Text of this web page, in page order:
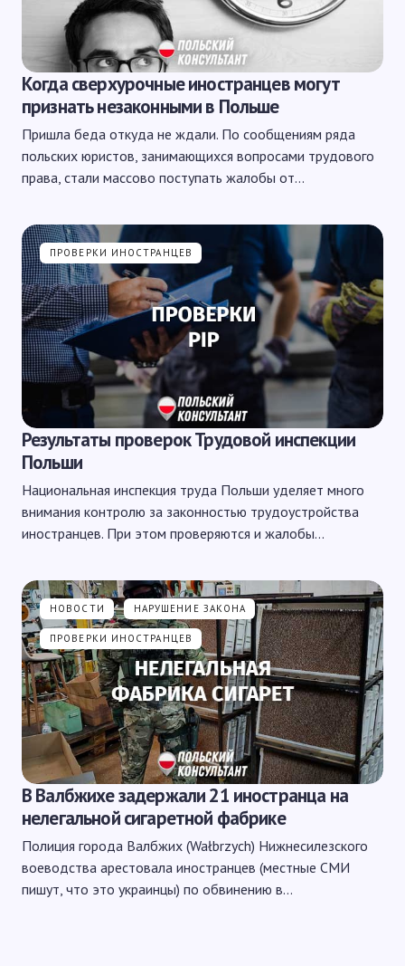
Когда сверхурочные иностранцев могут
признать незаконными в Польше
Пришла беда откуда не ждали. По сообщениям ряда
польских юристов, занимающихся вопросами трудового
права, стали массово поступать жалобы от…
ПРОВЕРКИ ИНОСТРАНЦЕВ
Результаты проверок Трудовой инспекции
Польши
Национальная инспекция труда Польши уделяет много
внимания контролю за законностью трудоустройства
иностранцев. При этом проверяются и жалобы…
НОВОСТИ НАРУШЕНИЕ ЗАКОНА
ПРОВЕРКИ ИНОСТРАНЦЕВ
В Валбжихе задержали 21 иностранца на
нелегальной сигаретной фабрике
Полиция города Валбжих (Wałbrzych) Нижнесилезского
воеводства арестовала иностранцев (местные СМИ
пишут, что это украинцы) по обвинению в…